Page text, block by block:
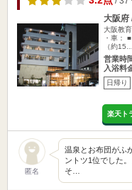
大阪府
大阪教
・車：
（約15…
営業時
入浴料
日帰り
楽天ト
匿名
温泉とお布団がふ
ントツ1位でした
そ…